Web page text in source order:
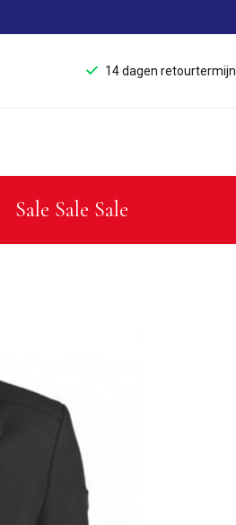
14 dagen retourtermijn
Sale Sale Sale